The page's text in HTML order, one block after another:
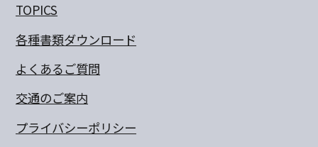
TOPICS
各種書類ダウンロード
よくあるご質問
交通のご案内
プライバシーポリシー